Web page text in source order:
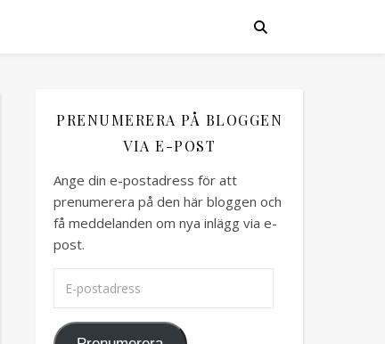
PRENUMERERA PÅ BLOGGEN
VIA E-POST
Ange din e-postadress för att
prenumerera på den här bloggen och
få meddelanden om nya inlägg via e-
post.